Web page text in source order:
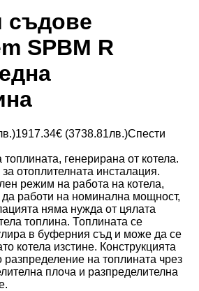
съдове
SPBM R
1917.34€ (3738.81лв.)Спести
генерирана от котела.
отоплителната инсталация.
режим на работа на котела,
да работи на номинална мощност,
няма нужда от цялата
топлина. Топлината се
в буферния съд и може да се
котела изстине. Конструкцията
разпределение на топлината чрез
плоча и разпределителна